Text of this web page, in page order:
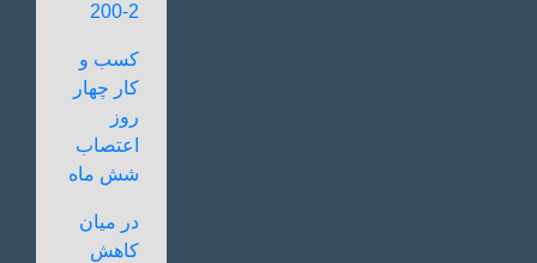
200-2
کسب و
کار چهار
روز
اعتصاب
شش ماه
در میان
کاهش